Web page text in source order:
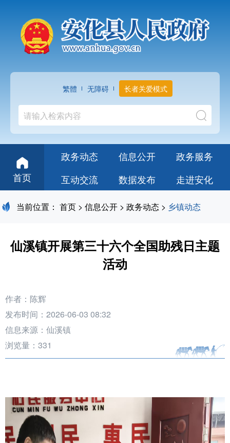
繁體 无障碍 长者关爱模式
首页
政务动态 信息公开
政务服务
互动交流
数据发布 走进安化
当前位置： 首页 > 信息公开 > 政务动态 > 乡镇动态
仙溪镇开展第三十六个全国助残日主题
活动
作者：陈辉
发布时间：2026-06-03 08:32
信息来源：仙溪镇
浏览量： 331